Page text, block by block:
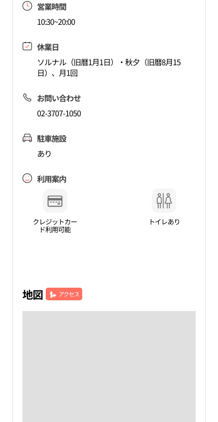
営業時間
10:30~20:00
休業日
ソルナル（旧暦1月1日）・秋夕（旧暦8月15
日）、月1回
お問い合わせ
02-3707-1050
駐車施設
あり
利用案内
クレジットカー
ド利用可能
トイレあり
地図 アクセス